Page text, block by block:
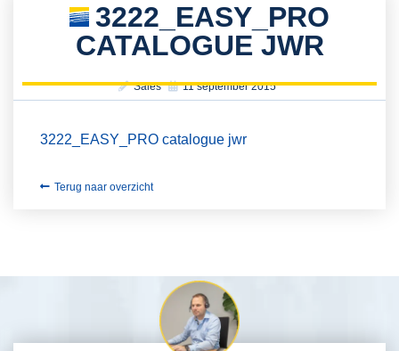
3222_EASY_PRO
CATALOGUE JWR
Sales 11 september 2015
3222_EASY_PRO catalogue jwr
Terug naar overzicht